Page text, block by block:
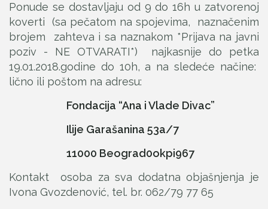
Ponude se dostavljaju od 9 do 16h u zatvorenoj
koverti (sa pečatom na spojevima, naznačenim
brojem zahteva i sa naznakom *Prijava na javni
poziv - NE OTVARATI*) najkasnije do petka
19.01.2018.godine do 10h, a na sledeće načine:
lično ili poštom na adresu:
Fondacija “Ana i Vlade Divac”
Ilije Garašanina 53a/7
11000 Beograd0okpi967
Kontakt osoba za sva dodatna objašnjenja je
Ivona Gvozdenović, tel. br. 062/79 77 65